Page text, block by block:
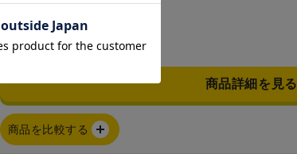
商品詳細を見る
商品を比較する